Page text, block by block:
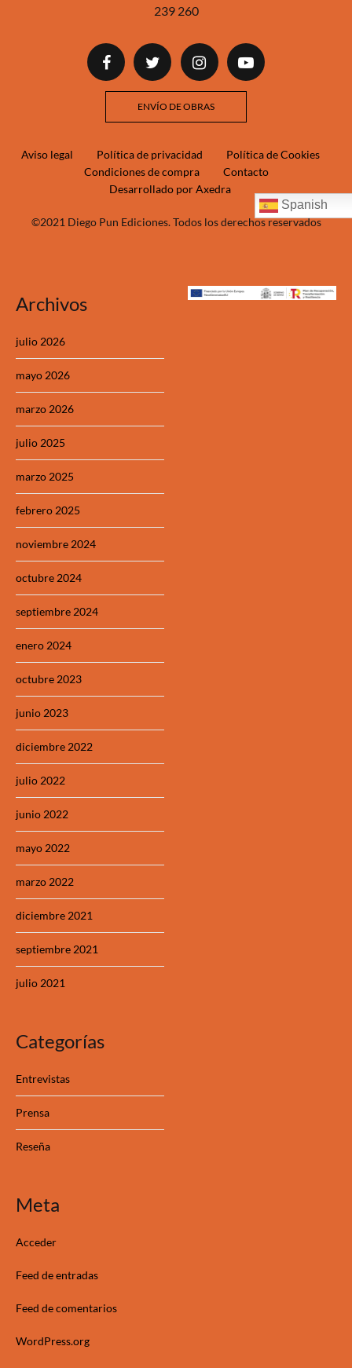
239 260‬‬
ENVÍO DE OBRAS
©2021 Diego Pun Ediciones. Todos los derechos reservados
Aviso legal Política de privacidad
Política de Cookies
Condiciones de compra
Contacto
Desarrollado por Axedra
Spanish
Archivos
julio 2026
mayo 2026
marzo 2026
julio 2025
marzo 2025
febrero 2025
noviembre 2024
octubre 2024
septiembre 2024
enero 2024
octubre 2023
junio 2023
diciembre 2022
julio 2022
junio 2022
mayo 2022
marzo 2022
diciembre 2021
septiembre 2021
julio 2021
Categorías
Entrevistas
Prensa
Reseña
Meta
Acceder
Feed de entradas
Feed de comentarios
WordPress.org